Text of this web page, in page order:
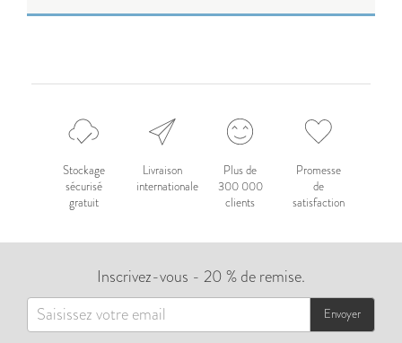
Stockage
sécurisé
gratuit
Livraison
internationale
Plus de
300 000
clients
Promesse
de
satisfaction
Inscrivez-vous - 20 % de remise.
Envoyer